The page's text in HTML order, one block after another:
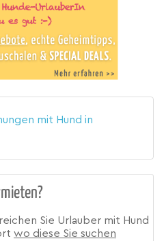
mit Hund in
Sie Urlauber mit Hund
wo diese Sie suchen